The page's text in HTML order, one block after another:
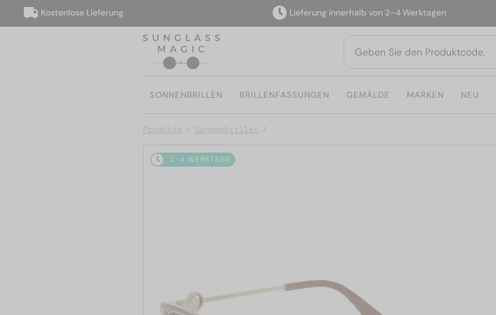
Kostenlose Lieferung Lieferung innerhalb von 2–4 Werktagen
SONNENBRILLEN BRILLENFASSUNGEN GEMÄLDE MARKEN NEU
Produkte Sonnenbrillen
2-4 WERKTAGE